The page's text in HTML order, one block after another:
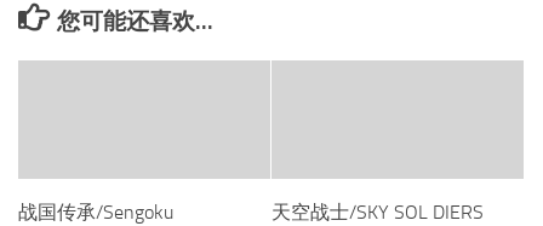
您可能还喜欢...
战国传承/Sengoku 天空战士/SKY SOL DIERS